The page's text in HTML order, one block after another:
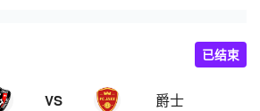
VS 爵士
已结束